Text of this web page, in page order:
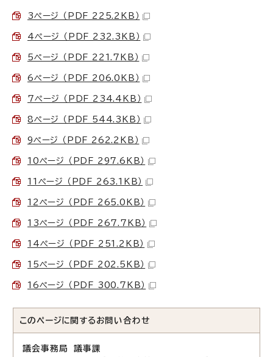
3ページ （PDF 225.2KB）
4ページ （PDF 232.3KB）
5ページ （PDF 221.7KB）
6ページ （PDF 206.0KB）
7ページ （PDF 234.4KB）
8ページ （PDF 544.3KB）
9ページ （PDF 262.2KB）
10ページ （PDF 297.6KB）
11ページ （PDF 263.1KB）
12ページ （PDF 265.0KB）
13ページ （PDF 267.7KB）
14ページ （PDF 251.2KB）
15ページ （PDF 202.5KB）
16ページ （PDF 300.7KB）
このページに関する お問い合わせ
議会事務局 議事課